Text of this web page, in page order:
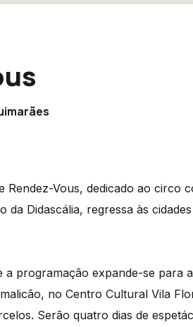
Rendez-Vous, dedicado ao circo
Didascália, regressa às
a programação expande-se para
no Centro Cultural Vila
Serão quatro dias de